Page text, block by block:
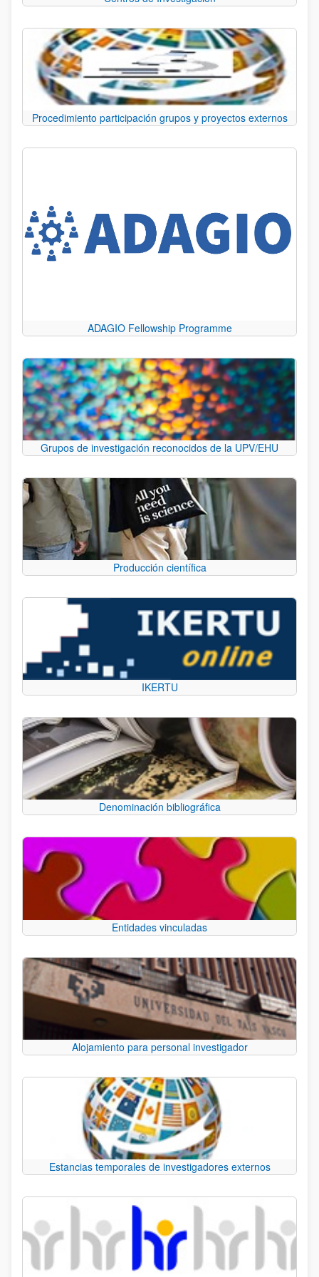
Procedimiento participación grupos y proyectos externos
ADAGIO Fellowship Programme
Grupos de investigación reconocidos de la UPV/EHU
Producción científica
IKERTU
Denominación bibliográfica
Entidades vinculadas
Alojamiento para personal investigador
Estancias temporales de investigadores externos